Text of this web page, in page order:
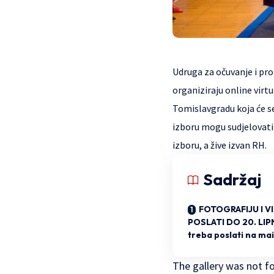
Udruga za očuvanje i
organiziraju online
Tomislavgradu koja će
izboru mogu
izboru, a žive izvan RH.
Sadržaj
FOTOGRAFIJU I
POSLATI DO 20.
treba poslati na
The gallery was not